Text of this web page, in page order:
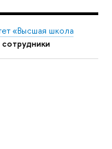
«Высшая школа